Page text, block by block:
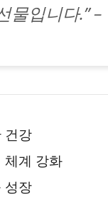
물입니다.”
건강
체계 강화
성장